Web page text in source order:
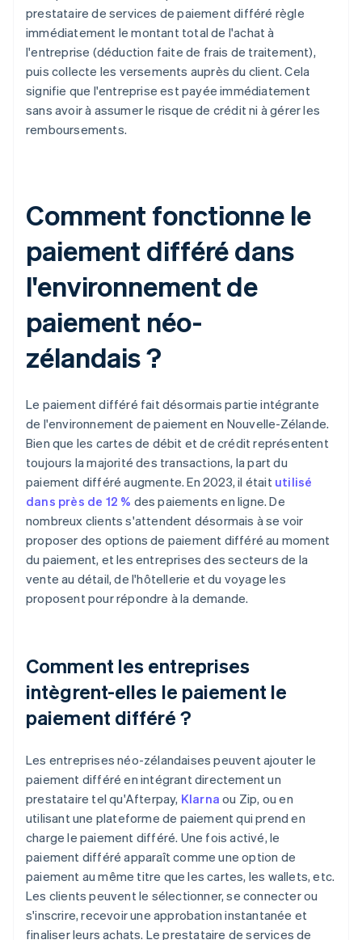
prestataire de services de paiement différé règle
immédiatement le montant total de l'achat à
l'entreprise (déduction faite de frais de traitement),
puis collecte les versements auprès du client. Cela
signifie que l'entreprise est payée immédiatement
sans avoir à assumer le risque de crédit ni à gérer les
remboursements.
Comment fonctionne le
paiement différé dans
l'environnement de
paiement néo-
zélandais ?
Le paiement différé fait désormais partie intégrante
de l'environnement de paiement en Nouvelle-Zélande.
Bien que les cartes de débit et de crédit représentent
toujours la majorité des transactions, la part du
paiement différé augmente. En 2023, il était utilisé
dans près de 12 % des paiements en ligne. De
nombreux clients s'attendent désormais à se voir
proposer des options de paiement différé au moment
du paiement, et les entreprises des secteurs de la
vente au détail, de l'hôtellerie et du voyage les
proposent pour répondre à la demande.
Comment les entreprises
intègrent-elles le paiement le
paiement différé ?
Les entreprises néo-zélandaises peuvent ajouter le
paiement différé en intégrant directement un
prestataire tel qu'Afterpay, Klarna ou Zip, ou en
utilisant une plateforme de paiement qui prend en
charge le paiement différé. Une fois activé, le
paiement différé apparaît comme une option de
paiement au même titre que les cartes, les wallets, etc.
Les clients peuvent le sélectionner, se connecter ou
s'inscrire, recevoir une approbation instantanée et
finaliser leurs achats. Le prestataire de services de